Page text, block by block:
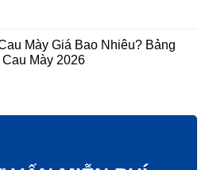
Mày Giá Bao Nhiêu? Bảng
Mày 2026